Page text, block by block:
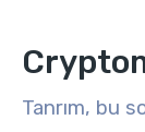
Tanrım, bu